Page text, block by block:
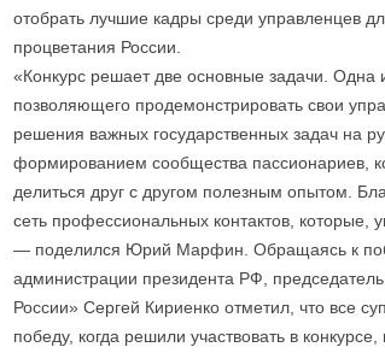
отобрать лучшие кадры среди управленцев
процветания России.
«Конкурс решает две основные задачи. Одна
позволяющего продемонстрировать свои
решения важных государственных задач на
формированием сообщества пассионариев,
делиться друг с другом полезным опытом.
сеть профессиональных контактов, которые,
— поделился Юрий Марфин. Обращаясь к
администрации президента РФ,
России» Сергей Кириенко отметил, что все
победу, когда решили участвовать в